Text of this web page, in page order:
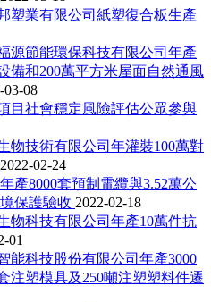
塑業有限公司紙塑復合板生產
源節能環保科技有限公司年產
備和200萬平方米屋面自然通風
03-08
目社會穩定風險評估公眾參與
物技術有限公司年灌裝100萬對
2022-02-24
產8000套預制電纜與3.52萬公
保護驗收 2022-02-18
物科技有限公司年產10萬件抗
01
能科技股份有限公司年產3000
注塑模具及250噸注塑塑料件遷